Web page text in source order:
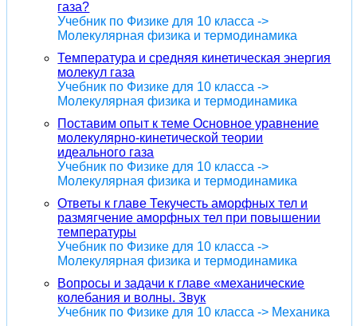
газа?
Учебник по Физике для 10 класса ->
Молекулярная физика и термодинамика
Температура и средняя кинетическая энергия
молекул газа
Учебник по Физике для 10 класса ->
Молекулярная физика и термодинамика
Поставим опыт к теме Основное уравнение
молекулярно-кинетической теории
идеального газа
Учебник по Физике для 10 класса ->
Молекулярная физика и термодинамика
Ответы к главе Текучесть аморфных тел и
размягчение аморфных тел при повышении
температуры
Учебник по Физике для 10 класса ->
Молекулярная физика и термодинамика
Вопросы и задачи к главе «механические
колебания и волны. Звук
Учебник по Физике для 10 класса -> Механика